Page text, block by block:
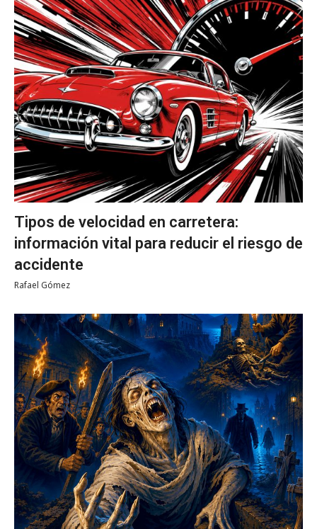
Tipos de velocidad en carretera:
información vital para reducir el riesgo de
accidente
Rafael Gómez